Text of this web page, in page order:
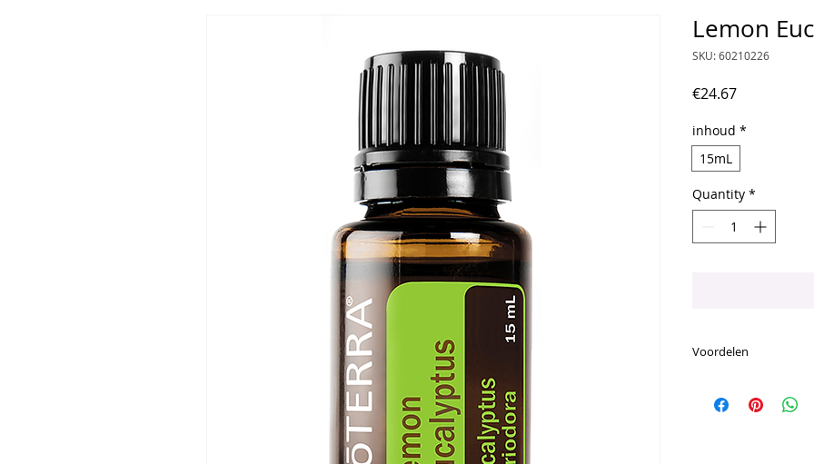
Lemon
SKU: 60210226
€24.67Price
inhoud *
15mL
Quantity *
Voordelen
Ondersteunt de